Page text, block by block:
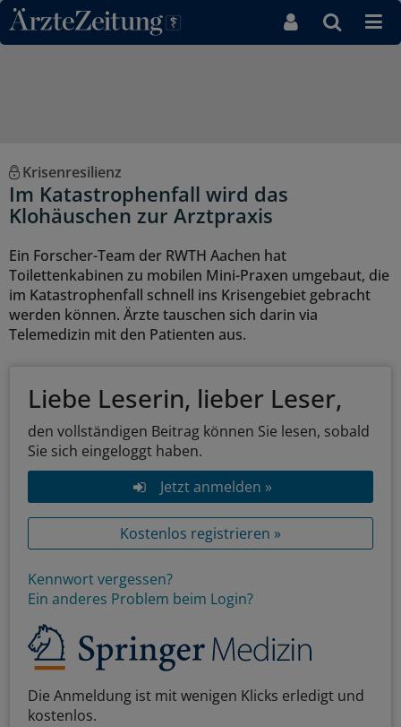
Direkt zum Inhaltsbereich
Krisenresilienz
Im Katastrophenfall wird das
Klohäuschen zur Arztpraxis
Ein Forscher-Team der RWTH Aachen hat
Toilettenkabinen zu mobilen Mini-Praxen umgebaut, die
im Katastrophenfall schnell ins Krisengebiet gebracht
werden können. Ärzte tauschen sich darin via
Telemedizin mit den Patienten aus.
Liebe Leserin, lieber Leser,
den vollständigen Beitrag können Sie lesen, sobald
Sie sich eingeloggt haben.
Jetzt anmelden »
Kostenlos registrieren »
Kennwort vergessen?
Ein anderes Problem beim Login?
Die Anmeldung ist mit wenigen Klicks erledigt und
kostenlos.